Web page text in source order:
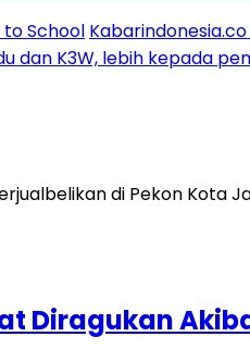
to School
dan K3W, lebih kepada
Diragukan